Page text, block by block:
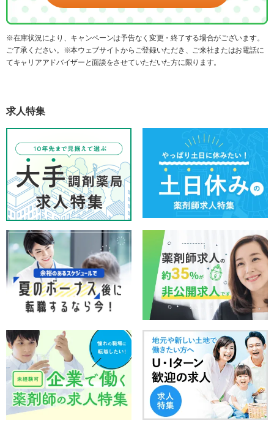
※在庫状況により、キャンペーンは予告なく変更・終了する場合がございます。
ご了承ください。※本ウェブサイトからご登録いただき、ご来社またはお電話に
てキャリアアドバイザーと面談をさせていただいた方に限ります。
求人特集